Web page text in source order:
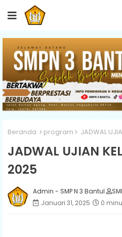
Beranda program JADWAL
JADWAL UJIAN
2025
Admin - SMP N 3 Bantul
Januari 31, 2025
0